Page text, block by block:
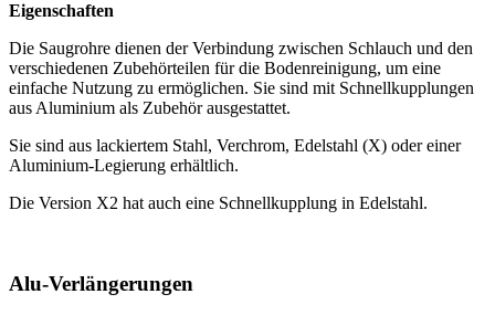
Eigenschaften
Die Saugrohre dienen der Verbindung zwischen Schlauch und den
verschiedenen Zubehörteilen für die Bodenreinigung, um eine
einfache Nutzung zu ermöglichen. Sie sind mit Schnellkupplungen
aus Aluminium als Zubehör ausgestattet.
Sie sind aus lackiertem Stahl, Verchrom, Edelstahl (X) oder einer
Aluminium-Legierung erhältlich.
Die Version X2 hat auch eine Schnellkupplung in Edelstahl.
Alu-Verlängerungen